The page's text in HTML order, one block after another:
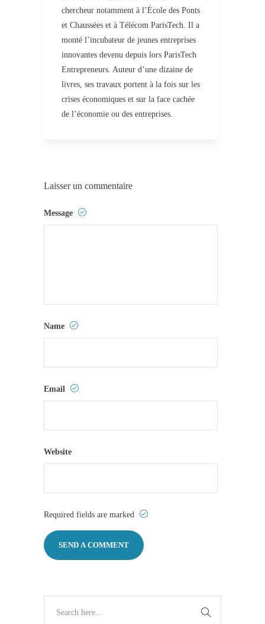
chercheur notamment à l’École des Ponts
et Chaussées et à Télécom ParisTech. Il a
monté l’incubateur de jeunes entreprises
innovantes devenu depuis lors ParisTech
Entrepreneurs. Auteur d’une dizaine de
livres, ses travaux portent à la fois sur les
crises économiques et sur la face cachée
de l’économie ou des entreprises.
Laisser un commentaire
Message
Name
Email
Website
Required fields are marked